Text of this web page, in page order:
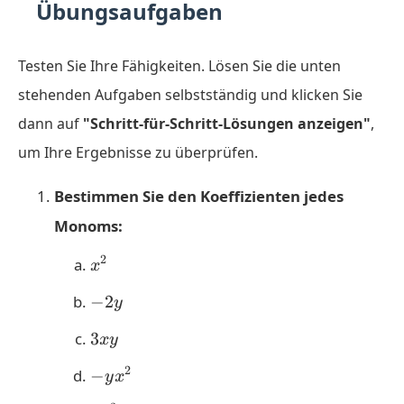
Übungsaufgaben
Testen Sie Ihre Fähigkeiten. Lösen Sie die unten
stehenden Aufgaben selbstständig und klicken Sie
dann auf "Schritt-für-Schritt-Lösungen anzeigen",
um Ihre Ergebnisse zu überprüfen.
Bestimmen Sie den Koeffizienten jedes
Monoms:
x^2
x2
-2y
−2y
3xy
3xy
-
−yx2